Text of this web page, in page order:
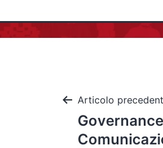
Articolo